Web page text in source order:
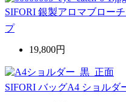
SIFORI 銀製アロマブロー
プ
19,800円
SIFORI バッグA4 ショルダ